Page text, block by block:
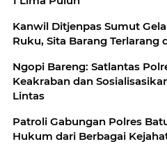
Kanwil Ditjenpas Sumut
Ruku, Sita Barang Terlarang
Ngopi Bareng: Satlantas
Keakraban dan
Lintas
Patroli Gabungan Polres
Hukum dari Berbagai